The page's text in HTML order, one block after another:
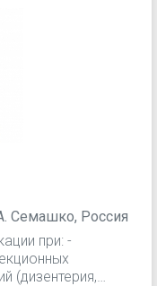
Семашко, Россия
при: -
(дизентерия,